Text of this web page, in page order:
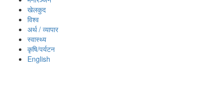
खेलकुद
विश्‍व
अर्थ / व्यापार
स्वास्थ्य
कृषि/पर्यटन
English